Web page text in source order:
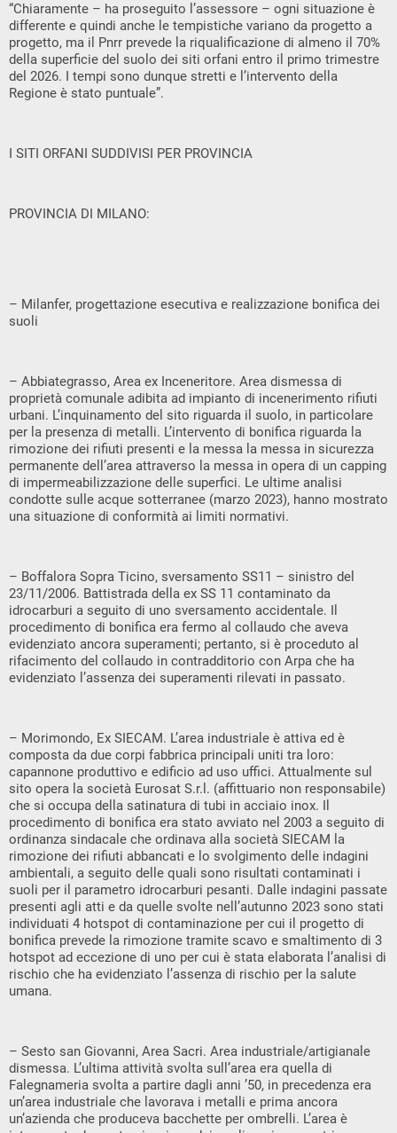
“Chiaramente – ha proseguito l’assessore – ogni situazione è
differente e quindi anche le tempistiche variano da progetto a
progetto, ma il Pnrr prevede la riqualificazione di almeno il 70%
della superficie del suolo dei siti orfani entro il primo trimestre
del 2026. I tempi sono dunque stretti e l’intervento della
Regione è stato puntuale”.
I SITI ORFANI SUDDIVISI PER PROVINCIA
PROVINCIA DI MILANO:
– Milanfer, progettazione esecutiva e realizzazione bonifica dei
suoli
– Abbiategrasso, Area ex Inceneritore. Area dismessa di
proprietà comunale adibita ad impianto di incenerimento rifiuti
urbani. L’inquinamento del sito riguarda il suolo, in particolare
per la presenza di metalli. L’intervento di bonifica riguarda la
rimozione dei rifiuti presenti e la messa la messa in sicurezza
permanente dell’area attraverso la messa in opera di un capping
di impermeabilizzazione delle superfici. Le ultime analisi
condotte sulle acque sotterranee (marzo 2023), hanno mostrato
una situazione di conformità ai limiti normativi.
– Boffalora Sopra Ticino, sversamento SS11 – sinistro del
23/11/2006. Battistrada della ex SS 11 contaminato da
idrocarburi a seguito di uno sversamento accidentale. Il
procedimento di bonifica era fermo al collaudo che aveva
evidenziato ancora superamenti; pertanto, si è proceduto al
rifacimento del collaudo in contradditorio con Arpa che ha
evidenziato l’assenza dei superamenti rilevati in passato.
– Morimondo, Ex SIECAM. L’area industriale è attiva ed è
composta da due corpi fabbrica principali uniti tra loro:
capannone produttivo e edificio ad uso uffici. Attualmente sul
sito opera la società Eurosat S.r.l. (affittuario non responsabile)
che si occupa della satinatura di tubi in acciaio inox. Il
procedimento di bonifica era stato avviato nel 2003 a seguito di
ordinanza sindacale che ordinava alla società SIECAM la
rimozione dei rifiuti abbancati e lo svolgimento delle indagini
ambientali, a seguito delle quali sono risultati contaminati i
suoli per il parametro idrocarburi pesanti. Dalle indagini passate
presenti agli atti e da quelle svolte nell’autunno 2023 sono stati
individuati 4 hotspot di contaminazione per cui il progetto di
bonifica prevede la rimozione tramite scavo e smaltimento di 3
hotspot ad eccezione di uno per cui è stata elaborata l’analisi di
rischio che ha evidenziato l’assenza di rischio per la salute
umana.
– Sesto san Giovanni, Area Sacri. Area industriale/artigianale
dismessa. L’ultima attività svolta sull’area era quella di
Falegnameria svolta a partire dagli anni ’50, in precedenza era
un’area industriale che lavorava i metalli e prima ancora
un’azienda che produceva bacchette per ombrelli. L’area è